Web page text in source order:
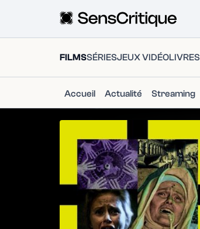
FILMSSÉRIESJEUX VIDÉOLIVRES
Accueil Actualité Streaming